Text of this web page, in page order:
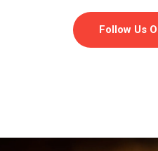
Follow Us